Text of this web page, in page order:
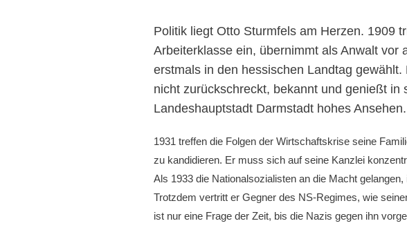
Politik liegt Otto Sturmfels am Herzen. 1909
Arbeiterklasse ein, übernimmt als Anwalt vor
erstmals in den hessischen Landtag
nicht zurückschreckt, bekannt und genießt
Landeshauptstadt Darmstadt hohes Ansehen.
1931 treffen die Folgen der Wirtschaftskrise seine
zu kandidieren. Er muss sich auf seine Kanzlei
Als 1933 die Nationalsozialisten an die Macht
Trotzdem vertritt er Gegner des NS-Regimes, wie
ist nur eine Frage der Zeit, bis die Nazis gegen ihn